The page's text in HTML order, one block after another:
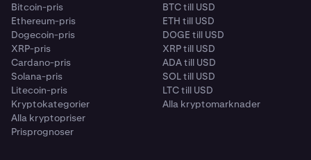
Bitcoin-pris
Ethereum-pris
Dogecoin-pris
XRP-pris
Cardano-pris
Solana-pris
Litecoin-pris
Kryptokategorier
Alla kryptopriser
Prisprognoser
BTC till USD
ETH till USD
DOGE till USD
XRP till USD
ADA till USD
SOL till USD
LTC till USD
Alla kryptomarknader